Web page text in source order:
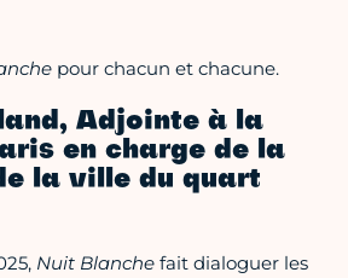
pour chacun et chacune.
Adjointe à la
en charge de la
la ville du quart
Nuit Blanche fait dialoguer les